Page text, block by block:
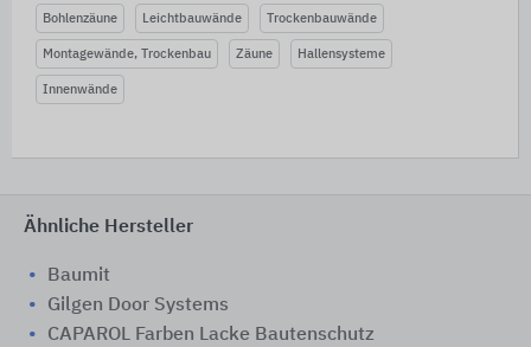
Bohlenzäune Leichtbauwände Trockenbauwände
Montagewände, Trockenbau Zäune Hallensysteme
Innenwände
Ähnliche Hersteller
Baumit
Gilgen Door Systems
CAPAROL Farben Lacke Bautenschutz